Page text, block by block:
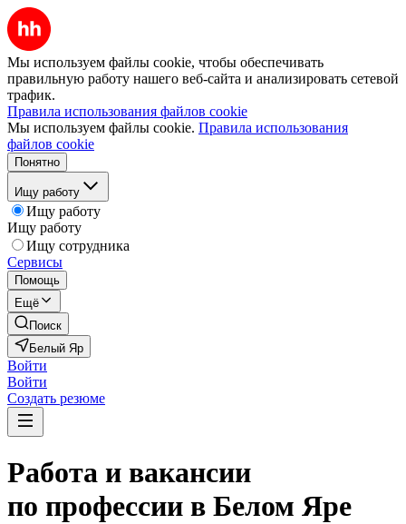
Мы используем файлы cookie, чтобы обеспечивать
правильную работу нашего веб-сайта и анализировать сетевой
трафик.
Правила использования файлов cookie
Мы используем файлы cookie. Правила использования
файлов cookie
Понятно
Ищу работу
Ищу работу
Ищу работу
Ищу сотрудника
Сервисы
Помощь
Ещё
Поиск
Белый Яр
Войти
Войти
Создать резюме
Работа и вакансии
по профессии в Белом Яре